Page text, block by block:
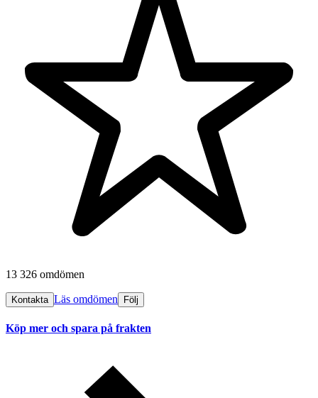
13 326 omdömen
Kontakta Läs omdömen Följ
Köp mer och spara på frakten